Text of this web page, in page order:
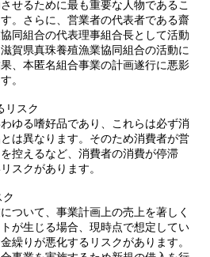
せるために最も重要な人物であるこ
。さらに、営業者の代表者である齋
同組合の代表理事組合長として活動
賀県真珠養殖漁業協同組合の活動に
、本匿名組合事業の計画遂行に悪影
。
リスク
ゆる嗜好品であり、これらは必ず消
は異なります。そのため消費者が営
控えるなど、消費者の消費が停滞
スクがあります。
ついて、事業計画上の売上を著しく
が生じる場合、現時点で想定してい
繰りが悪化するリスクがあります。